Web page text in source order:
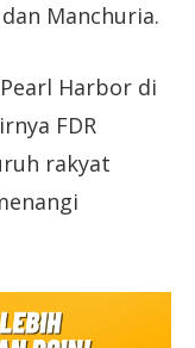
Manchuria.
Harbor di
FDR
rakyat